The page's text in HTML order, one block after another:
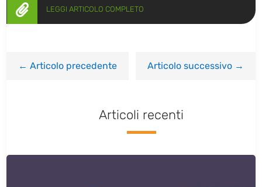
 LEGGI ARTICOLO COMPLETO
←Articolo precedente Articolo successivo→
Articoli recenti